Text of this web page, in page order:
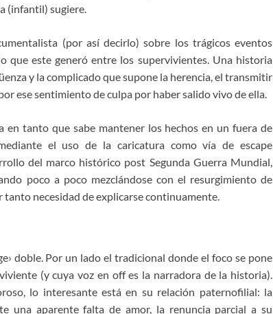
(infantil) sugiere.
(por así decirlo) sobre los trágicos eventos
que este generó entre los supervivientes. Una historia
y la complicado que supone la herencia, el transmitir
ese sentimiento de culpa por haber salido vivo de ella.
en tanto que sabe mantener los hechos en un fuera de
el uso de la caricatura como vía de escape
del marco histórico post Segunda Guerra Mundial,
poco a poco mezclándose con el resurgimiento de
tanto necesidad de explicarse continuamente.
doble. Por un lado el tradicional donde el foco se pone
(y cuya voz en off es la narradora de la historia).
lo interesante está en su relación paternofilial: la
una aparente falta de amor, la renuncia parcial a su